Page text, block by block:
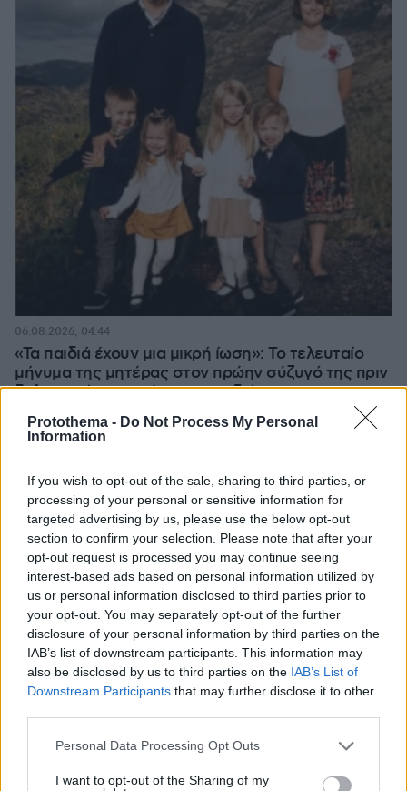
Protothema - Do Not Process My Personal
Information
If you wish to opt-out of the sale, sharing to third parties, or
processing of your personal or sensitive information for
targeted advertising by us, please use the below opt-out
section to confirm your selection. Please note that after your
opt-out request is processed you may continue seeing
interest-based ads based on personal information utilized by
us or personal information disclosed to third parties prior to
your opt-out. You may separately opt-out of the further
disclosure of your personal information by third parties on the
IAB’s list of downstream participants. This information may
also be disclosed by us to third parties on the IAB’s List of
Downstream Participants that may further disclose it to other
Please note that this website/app uses one or more Google
not limited to your visit or usage behaviour. You may click to
Personal Data Processing Opt Outs
I want to opt-out of the Sharing of my
«Τα παιδιά έχουν μια μικρή ίωση»: Το τελευταίο
μήνυμα της μητέρας στον πρώην σύζυγό της πριν
δολοφονήσει τα τέσσερα παιδιά τους
06.08.2026, 04:44